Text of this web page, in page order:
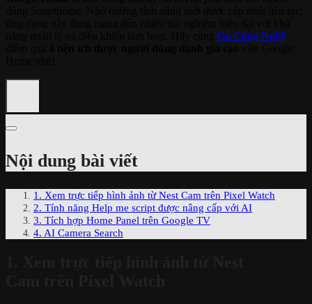
Gu Công Nghệ
Nội dung bài viết
1. Xem trực tiếp hình ảnh từ Nest Cam trên Pixel Watch
2. Tính năng Help me script được nâng cấp với AI
3. Tích hợp Home Panel trên Google TV
4. AI Camera Search